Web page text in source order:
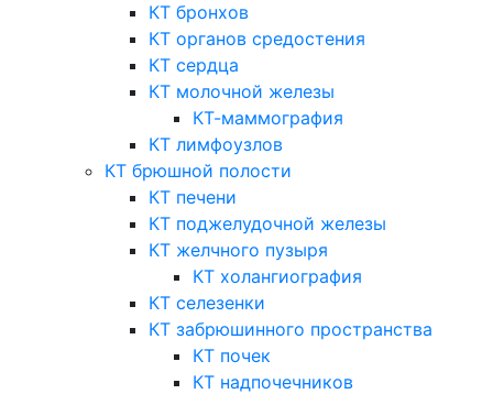
КТ бронхов
КТ органов средостения
КТ сердца
КТ молочной железы
КТ-маммография
КТ лимфоузлов
КТ брюшной полости
КТ печени
КТ поджелудочной железы
КТ желчного пузыря
КТ холангиография
КТ селезенки
КТ забрюшинного пространства
КТ почек
КТ надпочечников